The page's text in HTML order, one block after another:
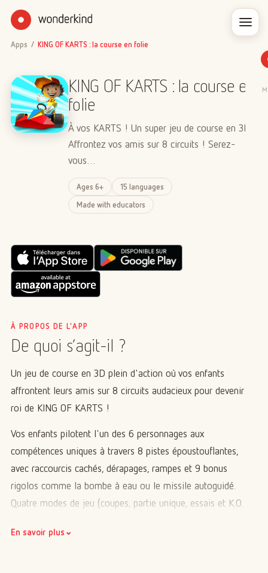
Apps / KING OF KARTS : la course en folie
KING OF KARTS : la course en
folie
À vos KARTS ! Un super jeu de course en 3D !
Affrontez vos amis sur 8 circuits ! Serez-
vous…
Ages 6+
15 languages
Made with educators
À PROPOS DE L’APP
De quoi s’agit-il ?
Un jeu de course en 3D plein d'action où vos enfants
affrontent leurs amis sur 8 circuits audacieux pour devenir le
roi de KING OF KARTS !
Vos enfants pilotent l'un des 6 personnages aux
compétences uniques à travers 8 pistes époustouflantes,
avec raccourcis cachés, dérapages, rampes et 9 bonus
rigolos comme la bombe à eau ou le missile autoguidé.
Quatre modes de jeu (coupes, partie unique, essais et K.O.
pour tous. Le mode multijoueur en local permet de jouer
En savoir plus ⌄